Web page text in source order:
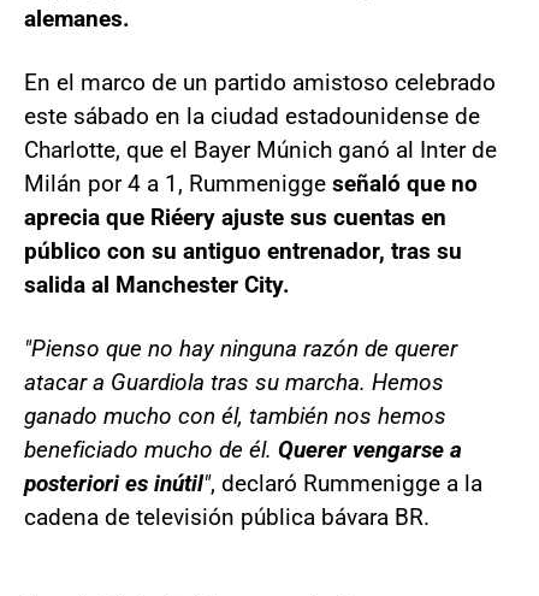
alemanes.
En el marco de un partido amistoso celebrado
este sábado en la ciudad estadounidense de
Charlotte, que el Bayer Múnich ganó al Inter de
Milán por 4 a 1, Rummenigge señaló que no
aprecia que Riéery ajuste sus cuentas en
público con su antiguo entrenador, tras su
salida al Manchester City.
"Pienso que no hay ninguna razón de querer
atacar a Guardiola tras su marcha. Hemos
ganado mucho con él, también nos hemos
beneficiado mucho de él. Querer vengarse a
posteriori es inútil", declaró Rummenigge a la
cadena de televisión pública bávara BR.